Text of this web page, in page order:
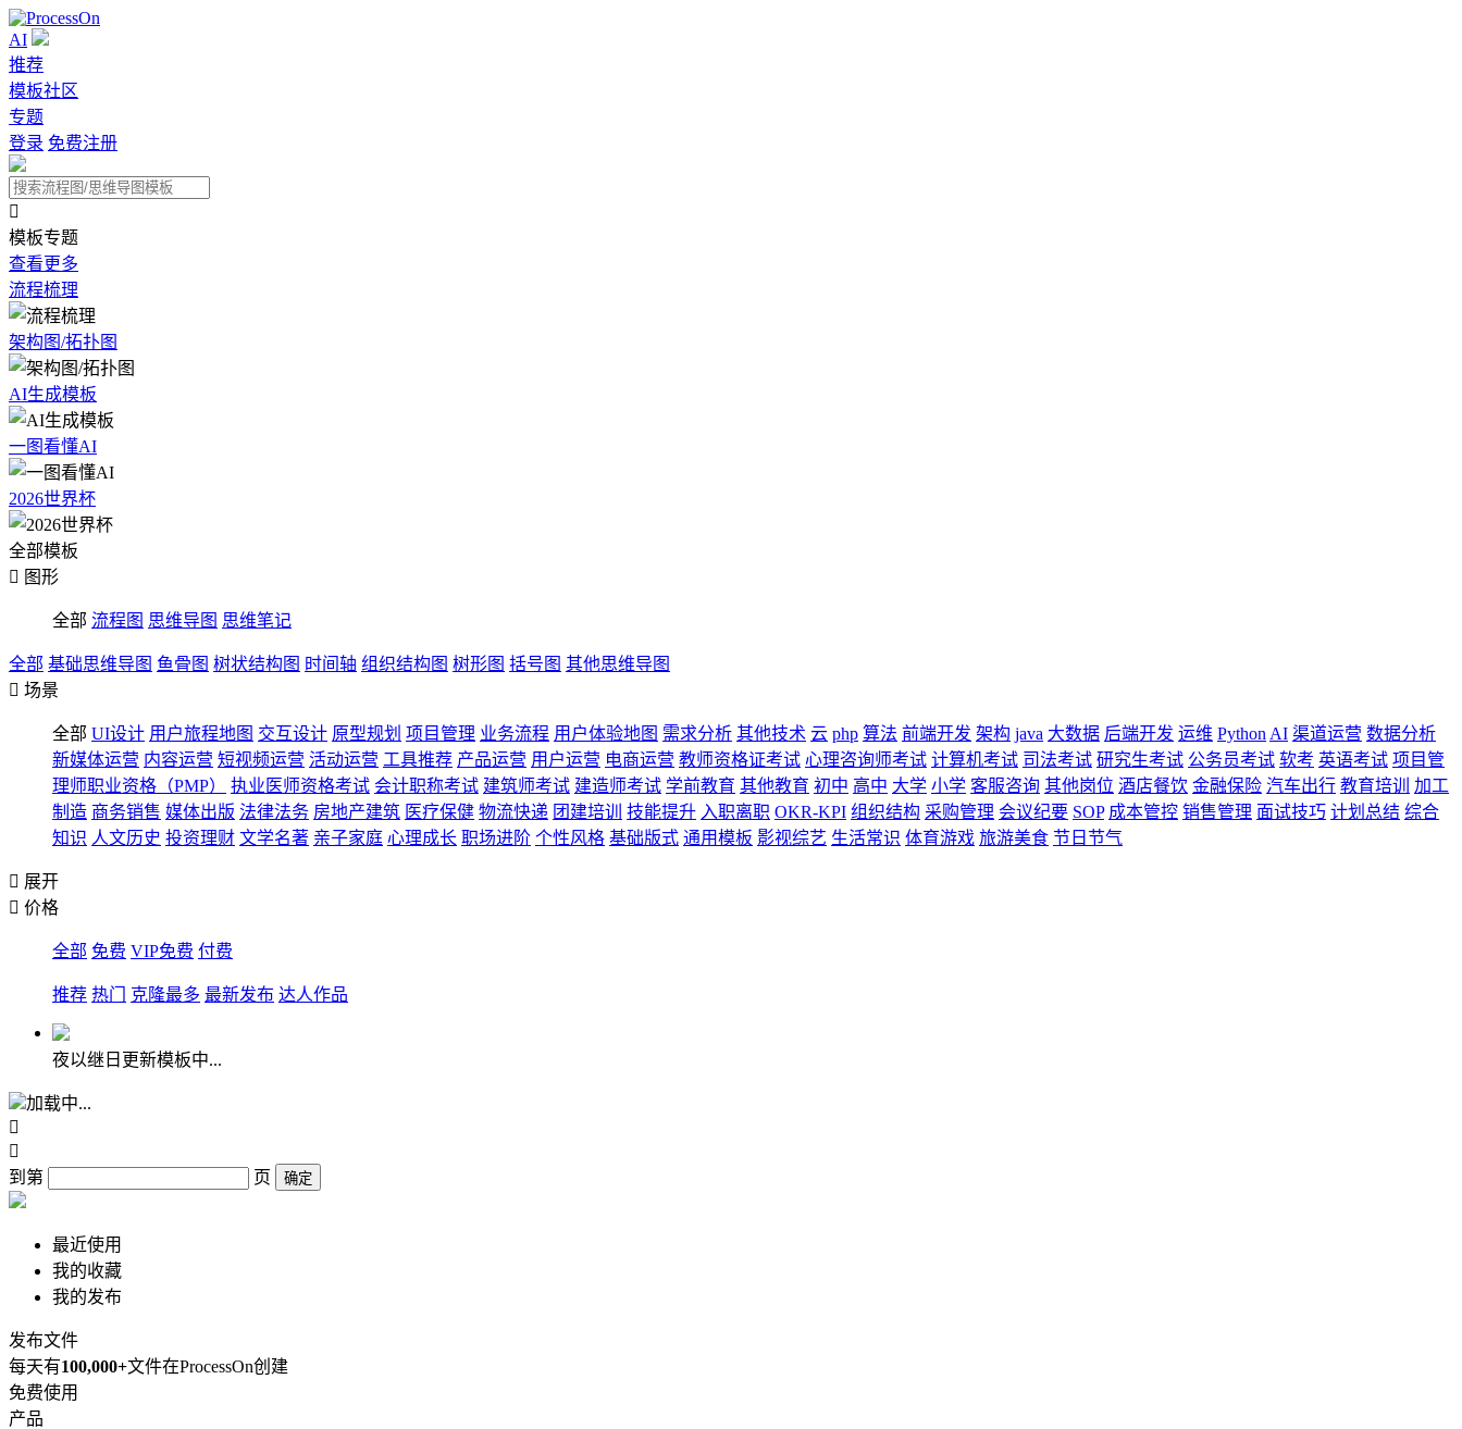
AI
推荐
模板社区
专题
登录 免费注册

模板专题
查看更多
流程梳理
架构图/拓扑图
AI生成模板
一图看懂AI
2026世界杯
全部模板
 图形
全部 流程图 思维导图 思维笔记
全部 基础思维导图 鱼骨图 树状结构图 时间轴 组织结构图 树形图 括号图 其他思维导图
 场景
全部 UI设计 用户旅程地图 交互设计 原型规划 项目管理 业务流程 用户体验地图 需求分析 其他技术 云 php 算法 前端开发 架构 java 大数据 后端开发 运维 Python AI 渠道运营 数据分析
新媒体运营 内容运营 短视频运营 活动运营 工具推荐 产品运营 用户运营 电商运营 教师资格证考试 心理咨询师考试 计算机考试 司法考试 研究生考试 公务员考试 软考 英语考试 项目管
理师职业资格（PMP）
执业医师资格考试 会计职称考试 建筑师考试 建造师考试 学前教育 其他教育 初中 高中 大学 小学 客服咨询 其他岗位 酒店餐饮 金融保险 汽车出行 教育培训
加工
制造 商务销售 媒体出版 法律法务 房地产建筑 医疗保健 物流快递 团建培训 技能提升 入职离职 OKR-KPI 组织结构 采购管理 会议纪要 SOP 成本管控 销售管理 面试技巧 计划总结 综合
知识 人文历史 投资理财 文学名著 亲子家庭 心理成长 职场进阶 个性风格 基础版式 通用模板 影视综艺 生活常识 体育游戏 旅游美食 节日节气
 展开
 价格
全部 免费 VIP免费 付费
推荐 热门 克隆最多 最新发布 达人作品
夜以继日更新模板中...
加载中...


到第
页 确定
最近使用
我的收藏
我的发布
发布文件
每天有100,000+文件在ProcessOn创建
免费使用
产品